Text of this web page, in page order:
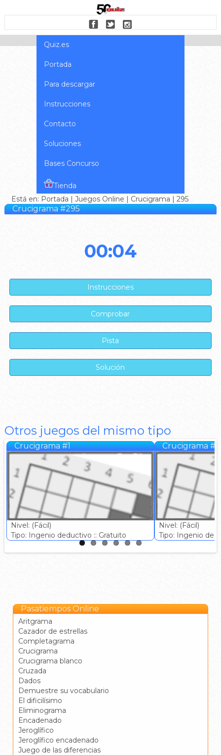
Quiz.es
Portada
Para descargar
Instrucciones
Contacto
Soluciones
Bases Concurso
Tienda
Está en: Portada | Juegos Online | Crucigrama | 295
Crucigrama #295
00:04
Otros juegos del mismo tipo
Crucigrama #1
Nivel: (Fácil)
Tipo: Ingenio deductivo :: Gratuito
Crucigrama #3
Nivel: (Fácil)
Tipo: Ingenio
Pasatiempos Online
Aritgrama
Cazador de estrellas
Completagrama
Crucigrama
Crucigrama blanco
Cruzada
Dados
Demuestre su vocabulario
El dificilísimo
Eliminograma
Encadenado
Jeroglífico
Jeroglífico encadenado
Juego de las diferencias